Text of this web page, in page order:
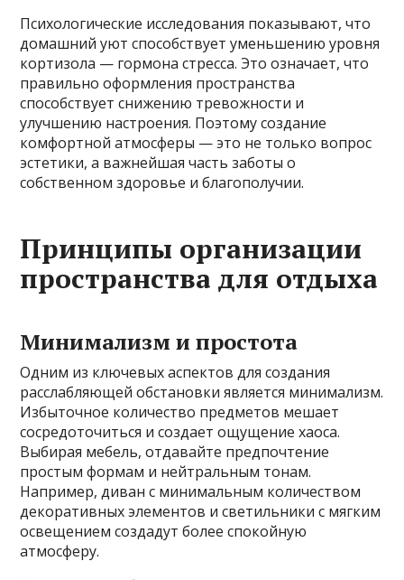
Психологические исследования показывают, что
домашний уют способствует уменьшению уровня
кортизола — гормона стресса. Это означает, что
правильно оформления пространства
способствует снижению тревожности и
улучшению настроения. Поэтому создание
комфортной атмосферы — это не только вопрос
эстетики, а важнейшая часть заботы о
собственном здоровье и благополучии.
Принципы организации
пространства для отдыха
Минимализм и простота
Одним из ключевых аспектов для создания
расслабляющей обстановки является минимализм.
Избыточное количество предметов мешает
сосредоточиться и создает ощущение хаоса.
Выбирая мебель, отдавайте предпочтение
простым формам и нейтральным тонам.
Например, диван с минимальным количеством
декоративных элементов и светильники с мягким
освещением создадут более спокойную
атмосферу.